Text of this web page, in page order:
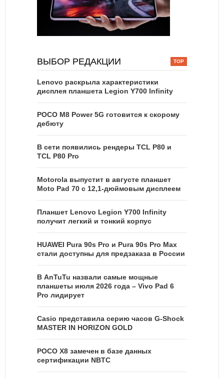
ВЫБОР РЕДАКЦИИ
Lenovo раскрыла характеристики
дисплея планшета Legion Y700 Infinity
POCO M8 Power 5G готовится к скорому
дебюту
В сети появились рендеры TCL P80 и
TCL P80 Pro
Motorola выпустит в августе планшет
Moto Pad 70 с 12,1-дюймовым дисплеем
Планшет Lenovo Legion Y700 Infinity
получит легкий и тонкий корпус
HUAWEI Pura 90s Pro и Pura 90s Pro Max
стали доступны для предзаказа в России
В AnTuTu назвали самые мощные
планшеты июля 2026 года – Vivo Pad 6
Pro лидирует
Casio представила серию часов G-Shock
MASTER IN HORIZON GOLD
POCO X8 замечен в базе данных
сертификации NBTC